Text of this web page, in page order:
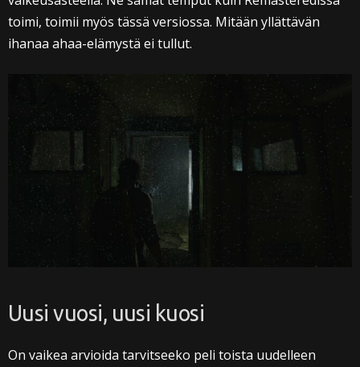
toimi, toimii myös tässä versiossa. Mitään yllättävän
ihanaa ahaa-elämystä ei tullut.
Uusi vuosi, uusi kuosi
On vaikea arvioida tarvitseeko peli toista uudelleen